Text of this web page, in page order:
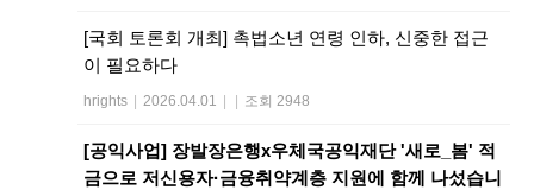
[국회 토론회 개최] 촉법소년 연령 인하, 신중한 접근
이 필요하다
hrights | 2026.04.01 | | 조회 2948
[공익사업] 장발장은행x우체국공익재단 '새로_봄' 적
금으로 저신용자·금융취약계층 지원에 함께 나섰습니